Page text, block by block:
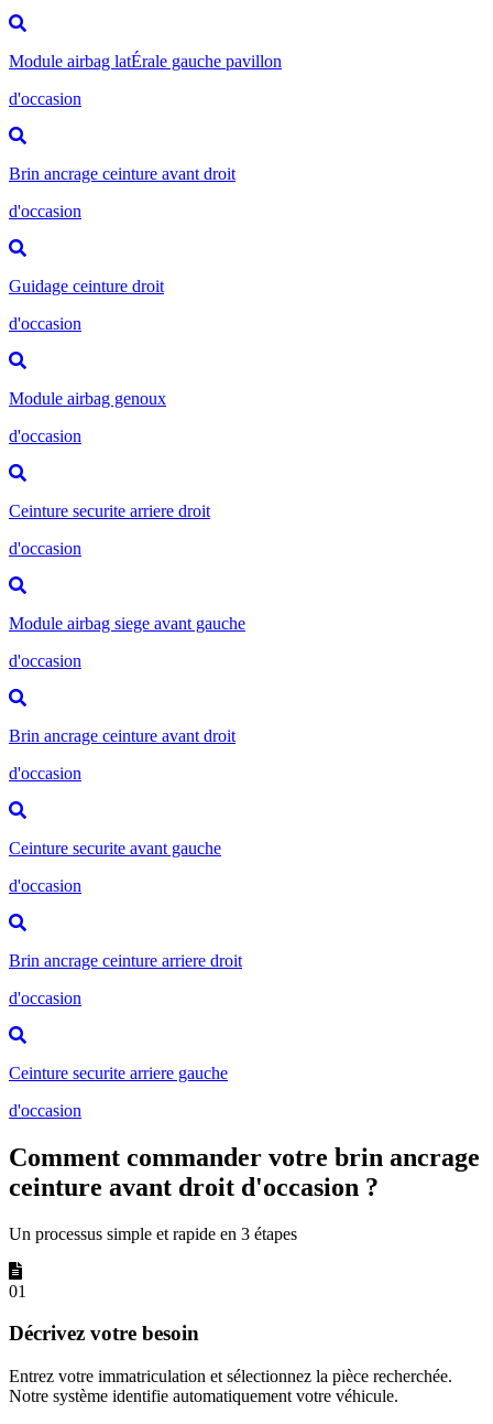
Module airbag latÉrale gauche pavillon
d'occasion
Brin ancrage ceinture avant droit
d'occasion
Guidage ceinture droit
d'occasion
Module airbag genoux
d'occasion
Ceinture securite arriere droit
d'occasion
Module airbag siege avant gauche
d'occasion
Brin ancrage ceinture avant droit
d'occasion
Ceinture securite avant gauche
d'occasion
Brin ancrage ceinture arriere droit
d'occasion
Ceinture securite arriere gauche
d'occasion
Comment commander votre brin ancrage
ceinture avant droit d'occasion ?
Un processus simple et rapide en 3 étapes
01
Décrivez votre besoin
Entrez votre immatriculation et sélectionnez la pièce recherchée.
Notre système identifie automatiquement votre véhicule.